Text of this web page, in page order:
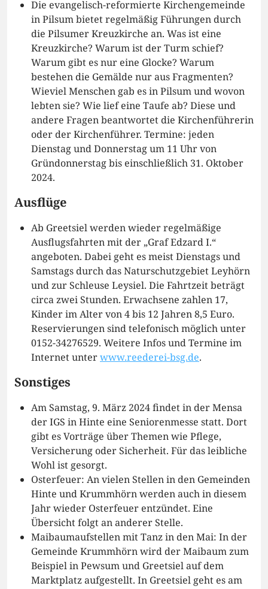
Die evangelisch-reformierte Kirchengemeinde
in Pilsum bietet regelmäßig Führungen durch
die Pilsumer Kreuzkirche an. Was ist eine
Kreuzkirche? Warum ist der Turm schief?
Warum gibt es nur eine Glocke? Warum
bestehen die Gemälde nur aus Fragmenten?
Wieviel Menschen gab es in Pilsum und wovon
lebten sie? Wie lief eine Taufe ab? Diese und
andere Fragen beantwortet die Kirchenführerin
oder der Kirchenführer. Termine: jeden
Dienstag und Donnerstag um 11 Uhr von
Gründonnerstag bis einschließlich 31. Oktober
2024.
Ausflüge
Ab Greetsiel werden wieder regelmäßige
Ausflugsfahrten mit der „Graf Edzard I.“
angeboten. Dabei geht es meist Dienstags und
Samstags durch das Naturschutzgebiet Leyhörn
und zur Schleuse Leysiel. Die Fahrtzeit beträgt
circa zwei Stunden. Erwachsene zahlen 17,
Kinder im Alter von 4 bis 12 Jahren 8,5 Euro.
Reservierungen sind telefonisch möglich unter
0152-34276529. Weitere Infos und Termine im
Internet unterwww.reederei-bsg.de.
Sonstiges
Am Samstag, 9. März 2024 findet in der Mensa
der IGS in Hinte eine Seniorenmesse statt. Dort
gibt es Vorträge über Themen wie Pflege,
Versicherung oder Sicherheit. Für das leibliche
Wohl ist gesorgt.
Osterfeuer: An vielen Stellen in den Gemeinden
Hinte und Krummhörn werden auch in diesem
Jahr wieder Osterfeuer entzündet. Eine
Übersicht folgt an anderer Stelle.
Maibaumaufstellen mit Tanz in den Mai: In der
Gemeinde Krummhörn wird der Maibaum zum
Beispiel in Pewsum und Greetsiel auf dem
Marktplatz aufgestellt. In Greetsiel geht es am